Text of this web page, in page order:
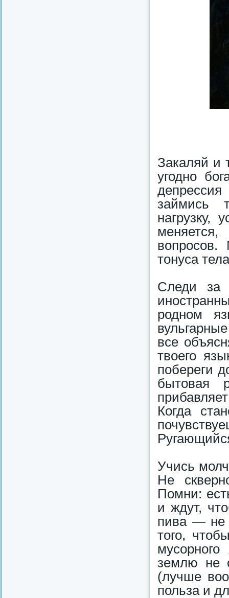
Закаляй и
угодно
займись
нагрузку,
тонуса
Следи за
родном
все
твоего
побереги
бытовая
Когда
Учись
Не
Помни:
и ждут,
пива — не
того,
землю не
(лучше
польза и